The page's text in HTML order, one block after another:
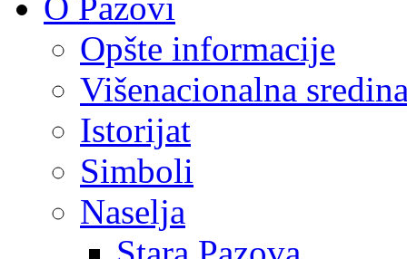
Opšte informacije
Višenacionalna
Istorijat
Simboli
Naselja